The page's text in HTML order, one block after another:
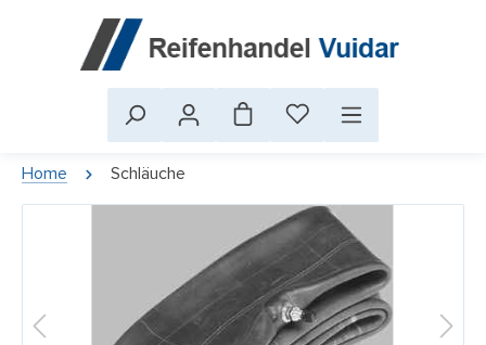
Home Schläuche